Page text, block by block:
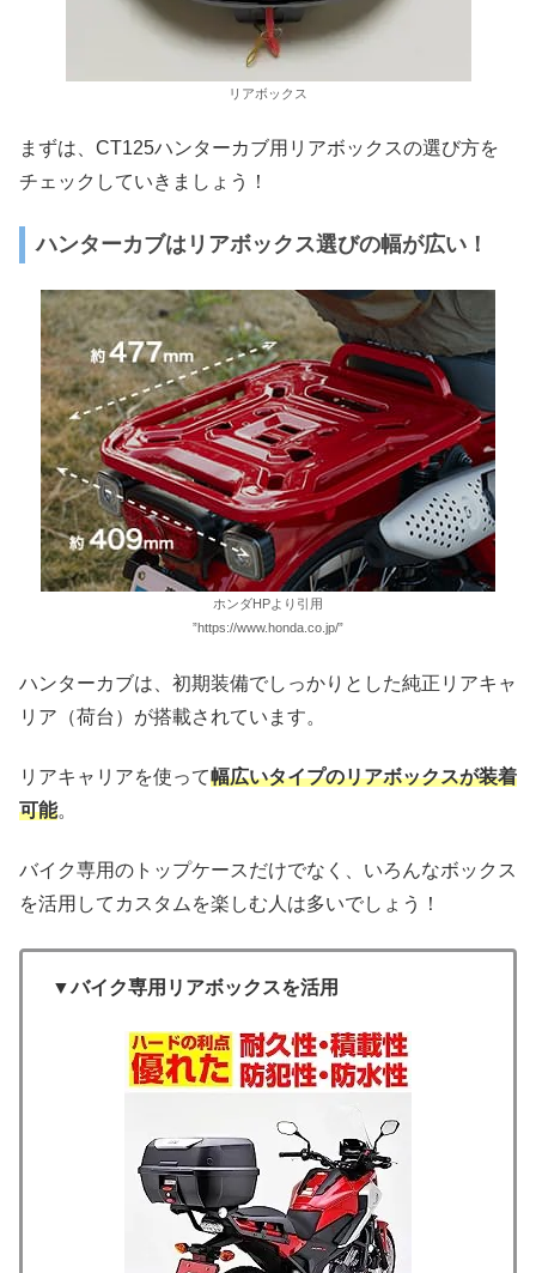
リアボックス
まずは、CT125ハンターカブ用リアボックスの選び方を
チェックしていきましょう！
ハンターカブはリアボックス選びの幅が広い！
ホンダHPより引用
”https://www.honda.co.jp/”
ハンターカブは、初期装備でしっかりとした純正リアキャ
リア（荷台）が搭載されています。
リアキャリアを使って幅広いタイプのリアボックスが装着
可能。
バイク専用のトップケースだけでなく、いろんなボックス
を活用してカスタムを楽しむ人は多いでしょう！
▼バイク専用リアボックスを活用